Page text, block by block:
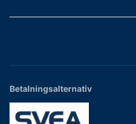
Betalningsalternativ